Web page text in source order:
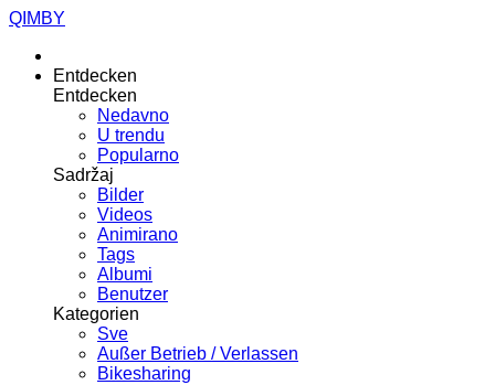
QIMBY
Entdecken
Entdecken
Nedavno
U trendu
Popularno
Sadržaj
Bilder
Videos
Animirano
Tags
Albumi
Benutzer
Kategorien
Sve
Außer Betrieb / Verlassen
Bikesharing